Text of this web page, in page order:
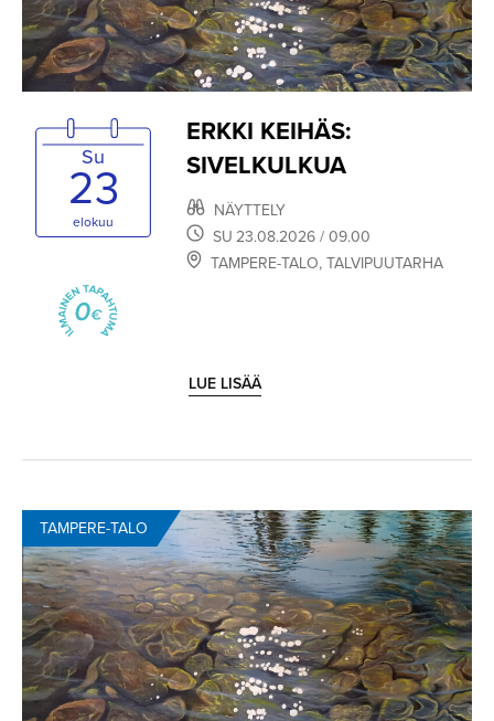
Su
23
elokuu
ERKKI KEIHÄS:
SIVELKULKUA
NÄYTTELY
SU23.08.2026/ 09.00
TAMPERE-TALO,TALVIPUUTARHA
LUE LISÄÄ
TAMPERE-TALO